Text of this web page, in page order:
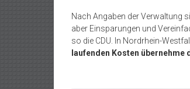
Nach Angaben der Verwaltung
aber Einsparungen und
so die CDU. In Nordrhein-
laufenden Kosten übernehme